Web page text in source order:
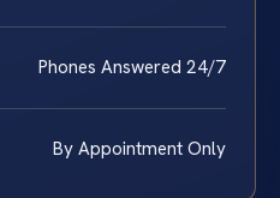
Phones Answered 24/7
By Appointment Only